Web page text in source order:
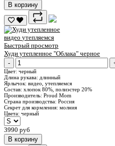
В корзину
видео утепляемся
Быстрый просмотр
Худи утепленное "Облака" черное
-
Цвет: черный
Длина рукава: длинный
Ярлычок: видео, утепляемся
Состав: хлопок 80%, полиэстер 20%
Производитель: Proud Mom
Страна производства: Россия
Секрет для кормления: молния
Цвета: черный
3990 руб
В корзину